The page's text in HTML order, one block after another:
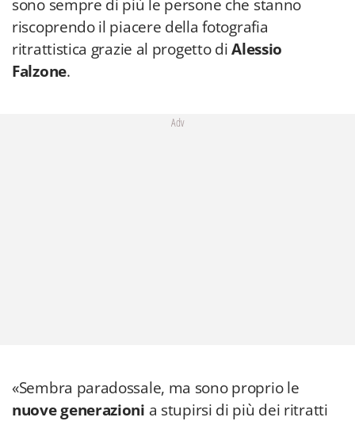
sono sempre di più le persone che stanno
riscoprendo il piacere della fotografia
ritrattistica grazie al progetto diAlessio
Falzone.
Adv
«Sembra paradossale, ma sono proprio le
nuove generazioni a stupirsi di più dei ritratti